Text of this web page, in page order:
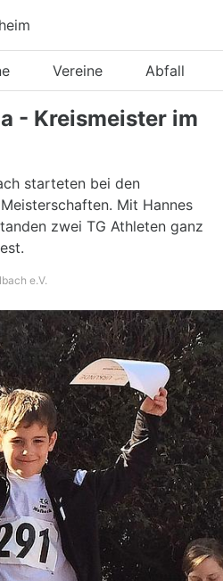
Vereine Abfall
- Kreismeister im
starteten bei den
Mit Hannes
zwei TG Athleten ganz
e.V.